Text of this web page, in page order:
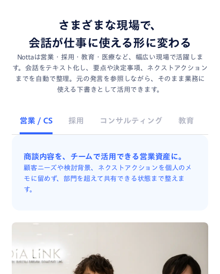
さまざまな現場で、
会話が仕事に使える形に変わる
Nottaは営業・採用・教育・医療など、幅広い現場で活躍しま
す。会話をテキスト化し、要点や決定事項、ネクストアクション
までを自動で整理。元の発言を参照しながら、そのまま業務に
使える下書きとして活用できます。
営業 / CS 採用 コンサルティング 教育
商談内容を、チームで活用できる営業資産に。
顧客ニーズや検討背景、ネクストアクションを個人のメ
モに留めず、部門を超えて共有できる状態まで整えま
す。